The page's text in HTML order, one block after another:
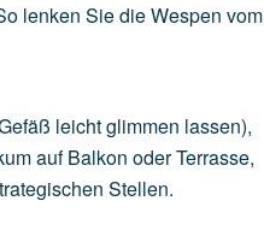
lenken SiedieWespen vom
leichtglimmen lassen),
auf Balkon oderTerrasse,
Stellen.